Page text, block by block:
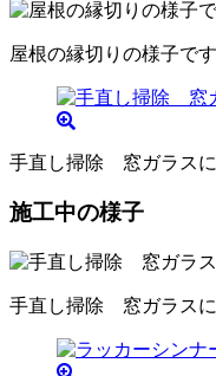
屋根の縁切りの様子です
手直し掃除 窓ガラスに
施工中の様子
手直し掃除 窓ガラスに